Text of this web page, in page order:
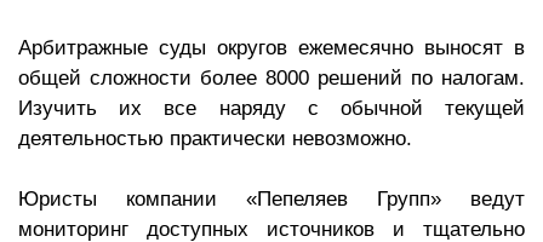
Арбитражные суды округов ежемесячно выносят в
общей сложности более 8000 решений по налогам.
Изучить их все наряду с обычной текущей
деятельностью практически невозможно.
Юристы компании «Пепеляев Групп» ведут
мониторинг доступных источников и тщательно